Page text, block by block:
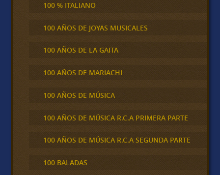
100 % ITALIANO
100 AÑOS DE JOYAS MUSICALES
100 AÑOS DE LA GAITA
100 AÑOS DE MARIACHI
100 AÑOS DE MÚSICA
100 AÑOS DE MÚSICA R.C.A PRIMERA PARTE
100 AÑOS DE MÚSICA R.C.A SEGUNDA PARTE
100 BALADAS